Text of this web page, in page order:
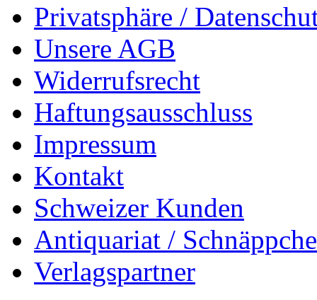
Privatsphäre /
Unsere AGB
Widerrufsrecht
Haftungsausschluss
Impressum
Kontakt
Schweizer Kunden
Antiquariat /
Verlagspartner